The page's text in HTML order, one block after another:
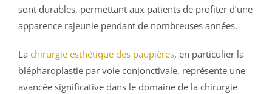
sont durables, permettant aux patients de profiter d’une
apparence rajeunie pendant de nombreuses années.
La chirurgie esthétique des paupières, en particulier la
blépharoplastie par voie conjonctivale, représente une
avancée significative dans le domaine de la chirurgie